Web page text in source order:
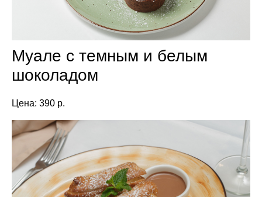
Муале с темным и белым
шоколадом
Цена: 390 р.